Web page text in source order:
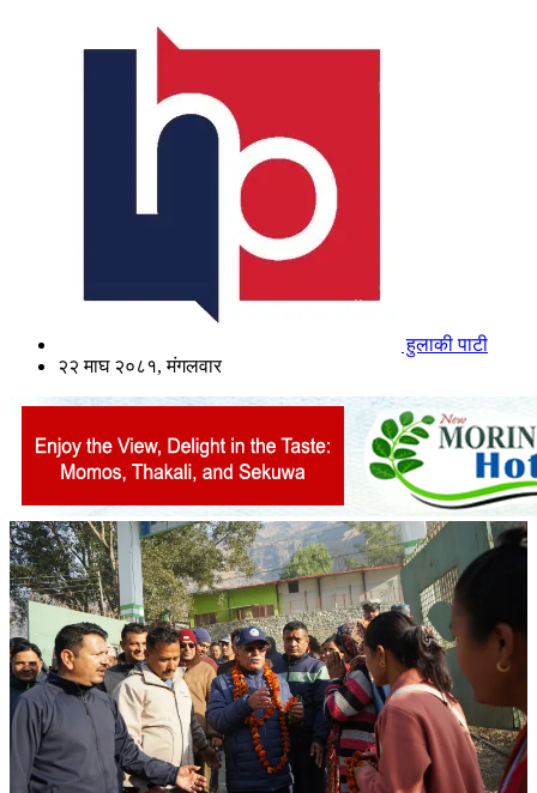
हुलाकी पाटी
२२ माघ २०८१, मंगलवार